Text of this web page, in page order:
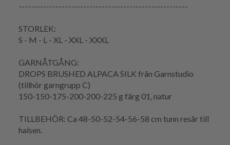
-------------------------------------------------------
STORLEK:
S - M - L - XL - XXL - XXXL
GARNÅTGÅNG:
DROPS BRUSHED ALPACA SILK från Garnstudio
(tillhör garngrupp C)
150-150-175-200-200-225 g färg 01, natur
TILLBEHÖR: Ca 48-50-52-54-56-58 cm tunn resår till
halsen.